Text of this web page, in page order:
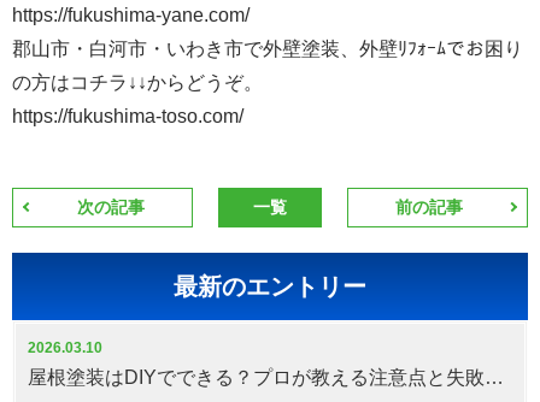
https://fukushima-yane.com/
郡山市・白河市・いわき市で外壁塗装、外壁ﾘﾌｫｰﾑでお困り
の方はコチラ↓↓からどうぞ。
https://fukushima-toso.com/
次の記事 一覧 前の記事
最新のエントリー
2026.03.10
屋根塗装はDIYでできる？プロが教える注意点と失敗しない判断基準